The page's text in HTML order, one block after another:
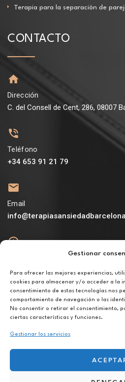
Gestionar
Para ofrecer las mejores experiencias,
cookies para almacenar y/o acceder a la
consentimiento de estas tecnologías nos
comportamiento de navegación o las
No consentir o retirar el consentimiento,
ciertas características y funciones.
Gestionar los servicios
Terapia para la separación de
CONTACTO
Dirección
C. del Consell de Cent, 286, 08007
Teléfono
+34 653 91 21 79
Email
De lunes a viernes de 10h a 20h
Aviso legal
Política de privacidad
Política de cookies